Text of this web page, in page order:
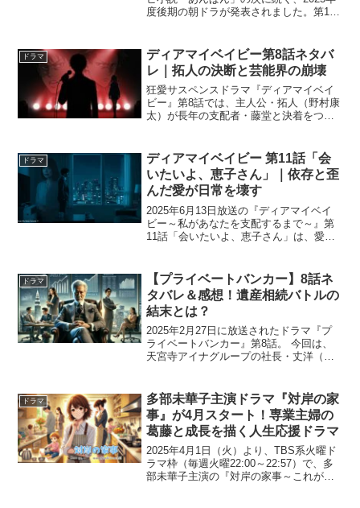
度後期の朝ドラが発表されました。第113
オ・ハーン）の妻・小泉セツをモデルに
したオリジナルス...
ドラマ
ディアマイベイビー第8話ネタバ
レ｜拓人の決断と芸能界の崩壊
狂愛サスペンスドラマ『ディアマイベイ
ビー』第8話では、主人公・拓人（野村康
太）が長年の支配者・藤堂と決着をつけ
恵子の真意、暴露か沈黙かという究極の
選択──拓人は苦悩の末...
ドラマ
ディアマイベイビー 第11話「会
いたいよ、恵子さん」｜依存と歪
んだ愛が日常を壊す
2025年6月13日放送の『ディアマイベイ
ビー～私があなたを支配するまで～』第
11話「会いたいよ、恵子さん」は、愛と
は、保護された恵子（松下由樹）が再び
姿を現したと聞き...
ドラマ
【プライベートバンカー】8話ネ
タバレ＆感想！遺産相続バトルの
結末とは？
2025年2月27日に放送されたドラマ『プ
ライベートバンカー』第8話。 今回は、
天宮寺アイナグループの社長・丈洋（橋
いが激化する展開が描かれました。 しか
し、事態は思わ...
ドラマ
多部未華子主演ドラマ『対岸の家
事』が4月スタート！専業主婦の
葛藤と成長を描く人生応援ドラマ
2025年4月1日（火）より、TBS系火曜ド
ラマ枠（毎週火曜22:00～22:57）で、多
部未華子主演の『対岸の家事～これが、